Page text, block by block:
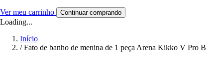
Ver meu carrinho Continuar comprando
Loading...
Início
/ Fato de banho de menina de 1 peça Arena Kikko V Pro B